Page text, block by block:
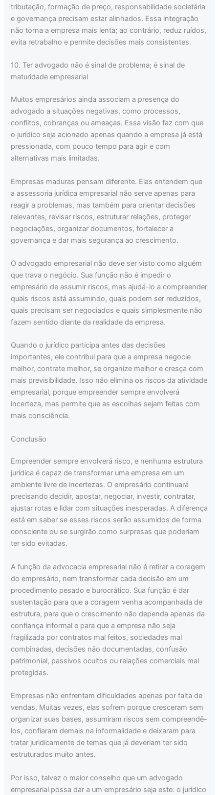
tributação, formação de preço, responsabilidade societária
e governança precisam estar alinhados. Essa integração
não torna a empresa mais lenta; ao contrário, reduz ruídos,
evita retrabalho e permite decisões mais consistentes.
10. Ter advogado não é sinal de problema; é sinal de
maturidade empresarial
Muitos empresários ainda associam a presença do
advogado a situações negativas, como processos,
conflitos, cobranças ou ameaças. Essa visão faz com que
o jurídico seja acionado apenas quando a empresa já está
pressionada, com pouco tempo para agir e com
alternativas mais limitadas.
Empresas maduras pensam diferente. Elas entendem que
a assessoria jurídica empresarial não serve apenas para
reagir a problemas, mas também para orientar decisões
relevantes, revisar riscos, estruturar relações, proteger
negociações, organizar documentos, fortalecer a
governança e dar mais segurança ao crescimento.
O advogado empresarial não deve ser visto como alguém
que trava o negócio. Sua função não é impedir o
empresário de assumir riscos, mas ajudá-lo a compreender
quais riscos está assumindo, quais podem ser reduzidos,
quais precisam ser negociados e quais simplesmente não
fazem sentido diante da realidade da empresa.
Quando o jurídico participa antes das decisões
importantes, ele contribui para que a empresa negocie
melhor, contrate melhor, se organize melhor e cresça com
mais previsibilidade. Isso não elimina os riscos da atividade
empresarial, porque empreender sempre envolverá
incerteza, mas permite que as escolhas sejam feitas com
mais consciência.
Conclusão
Empreender sempre envolverá risco, e nenhuma estrutura
jurídica é capaz de transformar uma empresa em um
ambiente livre de incertezas. O empresário continuará
precisando decidir, apostar, negociar, investir, contratar,
ajustar rotas e lidar com situações inesperadas. A diferença
está em saber se esses riscos serão assumidos de forma
consciente ou se surgirão como surpresas que poderiam
ter sido evitadas.
A função da advocacia empresarial não é retirar a coragem
do empresário, nem transformar cada decisão em um
procedimento pesado e burocrático. Sua função é dar
sustentação para que a coragem venha acompanhada de
estrutura, para que o crescimento não dependa apenas da
confiança informal e para que a empresa não seja
fragilizada por contratos mal feitos, sociedades mal
combinadas, decisões não documentadas, confusão
patrimonial, passivos ocultos ou relações comerciais mal
protegidas.
Empresas não enfrentam dificuldades apenas por falta de
vendas. Muitas vezes, elas sofrem porque cresceram sem
organizar suas bases, assumiram riscos sem compreendê-
los, confiaram demais na informalidade e deixaram para
tratar juridicamente de temas que já deveriam ter sido
estruturados muito antes.
Por isso, talvez o maior conselho que um advogado
empresarial possa dar a um empresário seja este: o jurídico